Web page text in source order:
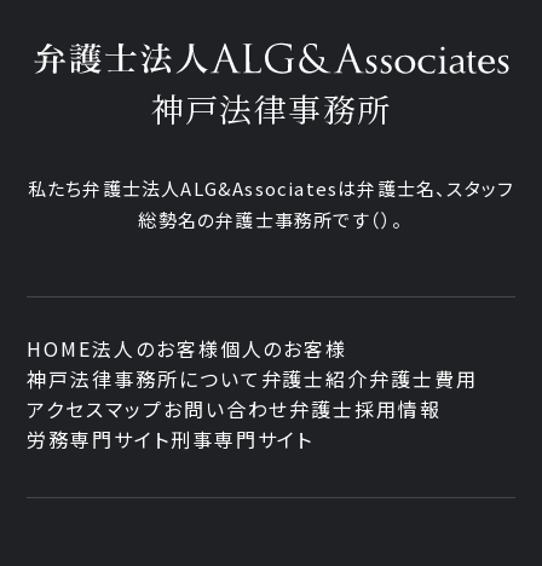
神戸法律事務所
私たち弁護士法人ALG&Associatesは弁護士名、スタッフ
総勢名の弁護士事務所です（）。
HOME法人のお客様個人のお客様
神戸法律事務所について 弁護士紹介弁護士費用
アクセスマップお問い合わせ弁護士採用情報
労務専門サイト刑事専門サイト